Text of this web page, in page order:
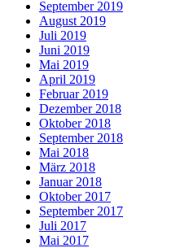
September 2019
August 2019
Juli 2019
Juni 2019
Mai 2019
April 2019
Februar 2019
Dezember 2018
Oktober 2018
September 2018
Mai 2018
März 2018
Januar 2018
Oktober 2017
September 2017
Juli 2017
Mai 2017